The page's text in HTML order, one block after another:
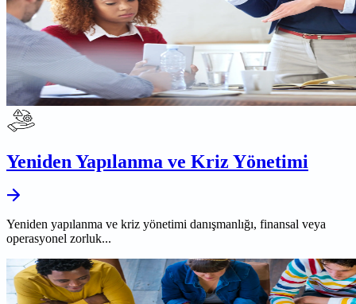
Yeniden Yapılanma ve Kriz Yönetimi
Yeniden yapılanma ve kriz yönetimi danışmanlığı, finansal veya
operasyonel zorluk...